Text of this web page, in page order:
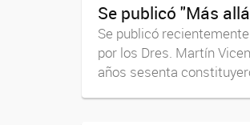
Se publicó "Más
Se publicó
por los Dres. Martín
años sesenta